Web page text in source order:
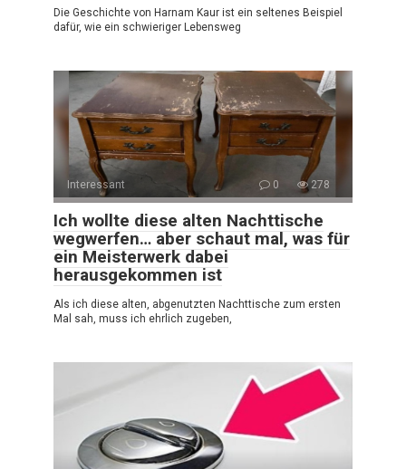
Die Geschichte von Harnam Kaur ist ein seltenes Beispiel
dafür, wie ein schwieriger Lebensweg
Interessant 0 278
Ich wollte diese alten Nachttische
wegwerfen… aber schaut mal, was für
ein Meisterwerk dabei
herausgekommen ist
Als ich diese alten, abgenutzten Nachttische zum ersten
Mal sah, muss ich ehrlich zugeben,